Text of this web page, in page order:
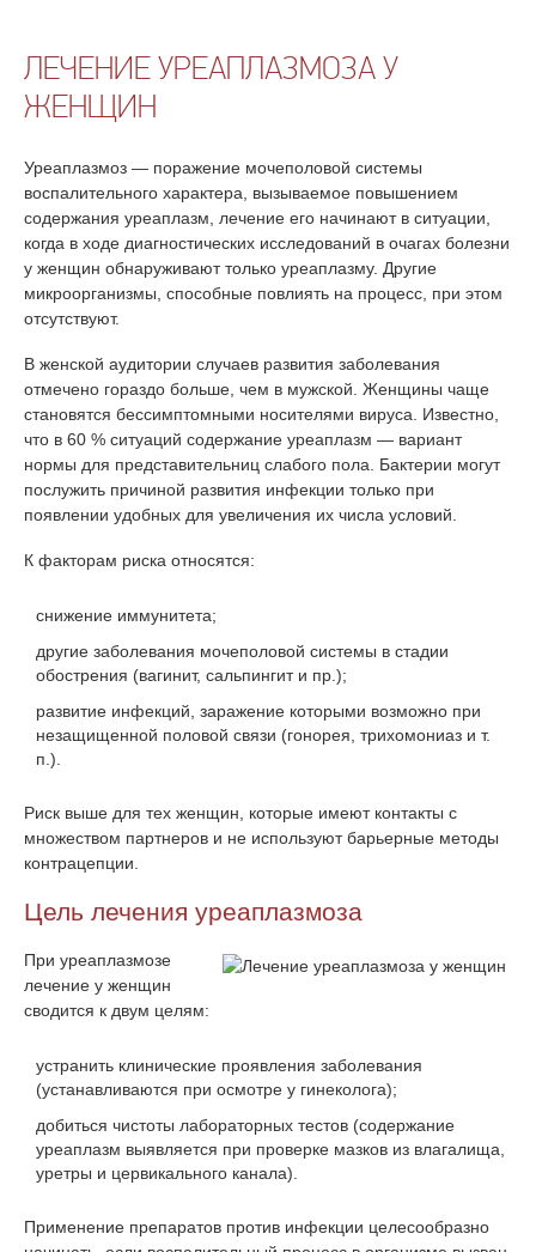
ЛЕЧЕНИЕ УРЕАПЛАЗМОЗА У
ЖЕНЩИН
Уреаплазмоз — поражение мочеполовой системы
воспалительного характера, вызываемое повышением
содержания уреаплазм, лечение его начинают в ситуации,
когда в ходе диагностических исследований в очагах болезни
у женщин обнаруживают только уреаплазму. Другие
микроорганизмы, способные повлиять на процесс, при этом
отсутствуют.
В женской аудитории случаев развития заболевания
отмечено гораздо больше, чем в мужской. Женщины чаще
становятся бессимптомными носителями вируса. Известно,
что в 60 % ситуаций содержание уреаплазм — вариант
нормы для представительниц слабого пола. Бактерии могут
послужить причиной развития инфекции только при
появлении удобных для увеличения их числа условий.
К факторам риска относятся:
снижение иммунитета;
другие заболевания мочеполовой системы в стадии
обострения (вагинит, сальпингит и пр.);
развитие инфекций, заражение которыми возможно при
незащищенной половой связи (гонорея, трихомониаз и т.
п.).
Риск выше для тех женщин, которые имеют контакты с
множеством партнеров и не используют барьерные методы
контрацепции.
Цель лечения уреаплазмоза
При уреаплазмозе
лечение у женщин
сводится к двум целям:
устранить клинические проявления заболевания
(устанавливаются при осмотре у гинеколога);
добиться чистоты лабораторных тестов (содержание
уреаплазм выявляется при проверке мазков из влагалища,
уретры и цервикального канала).
Применение препаратов против инфекции целесообразно